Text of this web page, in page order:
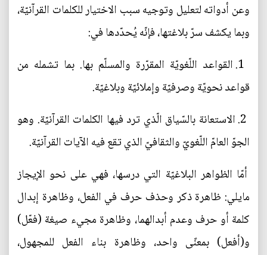
وعن أدواته لتعليل وتوجيه سبب الاختيار للكلمات القرآنيّة،
وبما يكشف سرّ بلاغتها، فإنّه يُحدّدها في:
1. القواعد اللّغويّة المقرّرة والمسلّم بها. بما تشمله من
قواعد نحويّة وصرفيّة وإملائيّة وبلاغيّة.
2. الاستعانة بالسّياق الّذي ترد فيها الكلمات القرآنيّة. وهو
الجوّ العامّ اللّغويّ والثقافيّ الذي تقع فيه الآيات القرآنيّة.
أمّا الظواهر البلاغيّة التي درسها، فهي على نحو الإيجاز
مايلي: ظاهرة ذكر وحذف حرف في الفعل، وظاهرة إبدال
كلمة أو حرف وعدم أبدالهما، وظاهرة مجيء صيغة (فعّل)
و(أفعل) بمعنًى واحد، وظاهرة بناء الفعل للمجهول،